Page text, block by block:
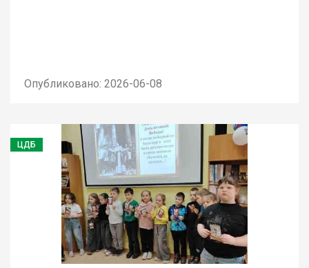
Опубликовано: 2026-06-08
ЦДБ